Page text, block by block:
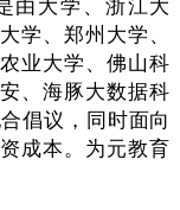
学、郑州大学、
业大学、佛山科
、海豚大数据科
倡议，同时面向
成本。为元教育